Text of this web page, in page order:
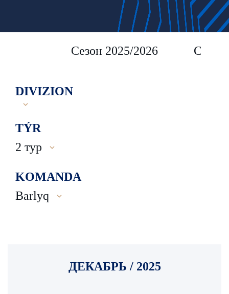
Сезон 2025/2026 Сезон
DIVIZION
TÝR
2 тур
KOMANDA
Barlyq
ДЕКАБРЬ / 2025